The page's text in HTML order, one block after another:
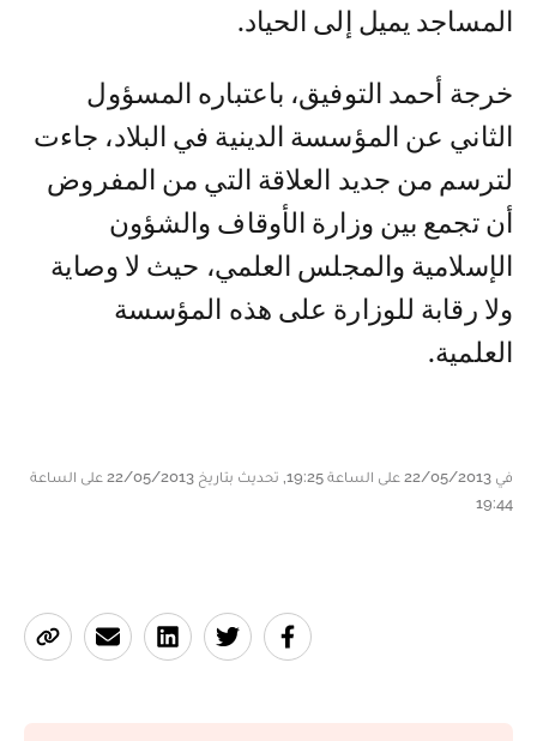
المساجد يميل إلى الحياد.
خرجة أحمد التوفيق، باعتباره المسؤول
الثاني عن المؤسسة الدينية في البلاد، جاءت
لترسم من جديد العلاقة التي من المفروض
أن تجمع بين وزارة الأوقاف والشؤون
الإسلامية والمجلس العلمي، حيث لا وصاية
ولا رقابة للوزارة على هذه المؤسسة
العلمية.
في 22/05/2013 على الساعة 19:25, تحديث بتاريخ 22/05/2013 على الساعة
19:44